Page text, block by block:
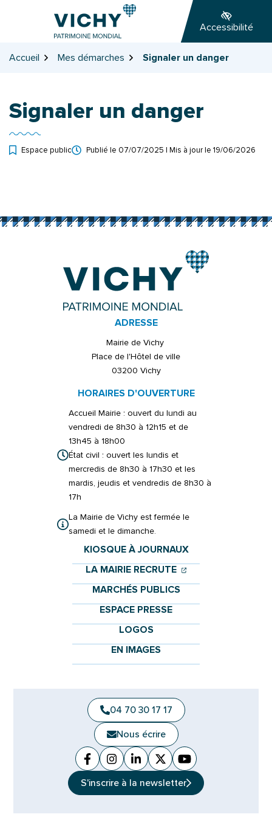
page
Accessibilité
Accueil Mes démarches Signaler un danger
Signaler un danger
Espace public Publié le 07/07/2025 | Mis à jour le 19/06/2026
ADRESSE
Mairie de Vichy
Place de l'Hôtel de ville
03200 Vichy
HORAIRES D'OUVERTURE
Accueil Mairie : ouvert du lundi au
vendredi de 8h30 à 12h15 et de
13h45 à 18h00
État civil : ouvert les lundis et
mercredis de 8h30 à 17h30 et les
mardis, jeudis et vendredis de 8h30 à
17h
La Mairie de Vichy est fermée le
samedi et le dimanche.
KIOSQUE À JOURNAUX
LA MAIRIE RECRUTE (OUVERTURE
(OUVERTURE
MARCHÉS PUBLICS
ESPACE PRESSE
LOGOS
EN IMAGES
04 70 30 17 17
Nous écrire
Facebook
(ouverture dans un nouvel onglet)
Instagram
(ouverture dans un nouvel
Linkedin
(ouverture dans un nouvel
X (Twitter)
(ouverture dans un
YouTube
(ouverture dans
S'inscrire à la newsletter